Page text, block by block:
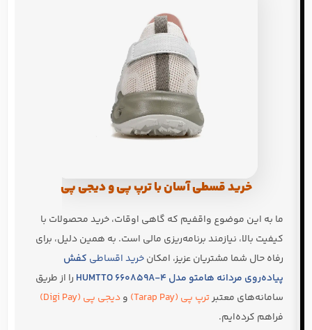
خرید قسطی آسان با ترپ پی و دیجی پی
ما به این موضوع واقفیم که گاهی اوقات، خرید محصولات با
کیفیت بالا، نیازمند برنامه‌ریزی مالی است. به همین دلیل، برای
رفاه حال شما مشتریان عزیز، امکانخرید اقساطی کفش
پیاده‌روی مردانه هامتو مدل HUMTTO 660859A-4
را از طریق
سامانه‌های معتبرترپ پی (Tarap Pay) ودیجی پی (Digi Pay)
فراهم کرده‌ایم.